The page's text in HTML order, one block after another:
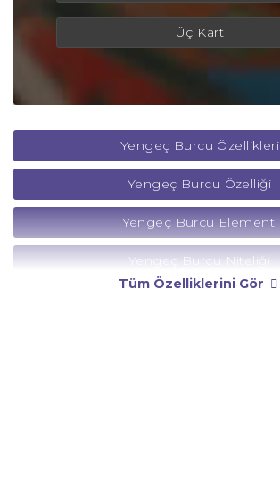
Üç Kart
Yengeç Burcu Özellikleri
Yengeç Burcu Özelliği
Yengeç Burcu Elementi
Yengeç Burcu Niteliği
Tüm Özelliklerini Gör